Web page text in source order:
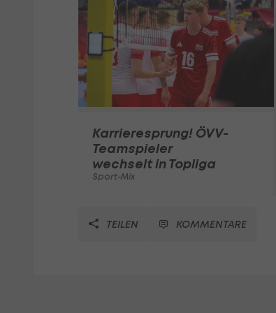
Karrieresprung! ÖVV-
Teamspieler
wechselt in Topliga
Sport-Mix
TEILEN KOMMENTARE